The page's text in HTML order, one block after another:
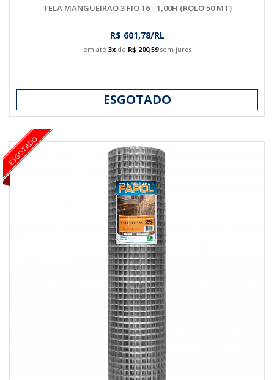
TELA MANGUEIRAO 3 FIO 16 - 1,00H (ROLO 50 MT)
R$ 601,78/RL
em até 3xde R$ 200,59sem juros
ESGOTADO
ESGOTADO